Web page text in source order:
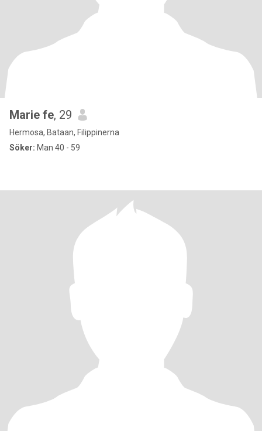
Marie fe, 29
Hermosa, Bataan, Filippinerna
Söker: Man 40 - 59